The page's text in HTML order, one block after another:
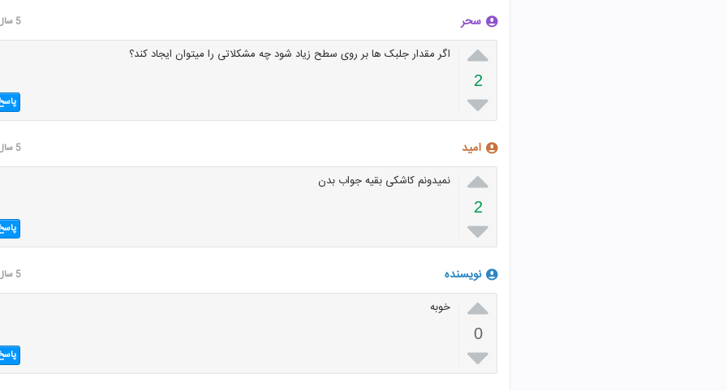
سحر 5 سال قبل

2

اگر مقدار جلبک ها بر روی سطح زیاد شود چه مشکلاتی را میتوان ایجاد کند؟
امید 5 سال قبل

2

نمیدونم کاشکی بقیه جواب بدن
نویسنده 5 سال قبل

0

خوبه